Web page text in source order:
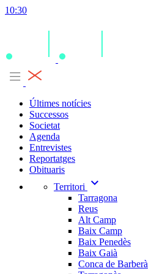
10:30
Últimes notícies
Successos
Societat
Agenda
Entrevistes
Reportatges
Obituaris
Territori
expand_more
Tarragona
Reus
Alt Camp
Baix Camp
Baix Penedès
Baix Gaià
Conca de Barberà